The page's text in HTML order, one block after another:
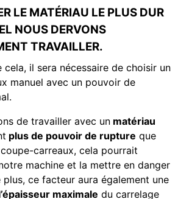
LE MATÉRIAU LE PLUS DUR
NOUS DERVONS
TRAVAILLER.
cela, il sera nécessaire de choisir un
manuel avec un pouvoir de
de travailler avec un matériau
plus de pouvoir de rupture que
carreaux, cela pourrait
machine et la mettre en danger
ce facteur aura également une
maximale du carrelage